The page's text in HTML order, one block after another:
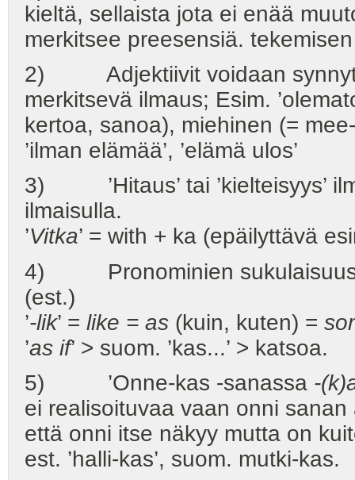
kieltä, sellaista jota ei enää
merkitsee preesensiä.
2) Adjektiivit voidaan
merkitsevä ilmaus; Esim.
kertoa, sanoa), miehinen (= mee-
’ilman elämää’, ’elämä ulos’
3) ’Hitaus’ tai ’kielteisyys’
ilmaisulla.
’Vitka’ = with + ka (epäilyttävä
4) Pronominien sukulaisuus:
(est.)
’-lik’ = like = as (kuin, kuten) =
’as if’ > suom. ’kas...’ > katsoa.
5) ’Onne-kas -sanassa -
ei realisoituvaa vaan onni
että onni itse näkyy mutta on
est. ’halli-kas’, suom. mutki-kas.